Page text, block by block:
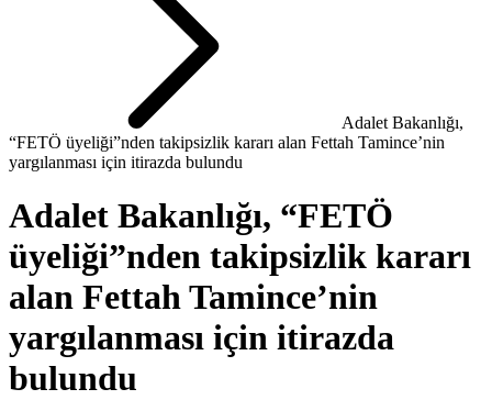
Adalet Bakanlığı,
“FETÖ üyeliği”nden takipsizlik kararı alan Fettah Tamince’nin
yargılanması için itirazda bulundu
Adalet Bakanlığı, “FETÖ
üyeliği”nden takipsizlik kararı
alan Fettah Tamince’nin
yargılanması için itirazda
bulundu